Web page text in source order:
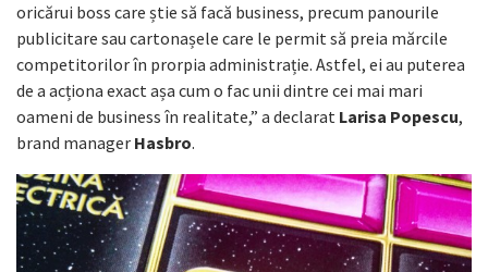
oricărui boss care știe să facă business, precum panourile
publicitare sau cartonașele care le permit să preia mărcile
competitorilor în prorpia administrație. Astfel, ei au puterea
de a acționa exact așa cum o fac unii dintre cei mai mari
oameni de business în realitate,” a declarat Larisa Popescu,
brand manager Hasbro.